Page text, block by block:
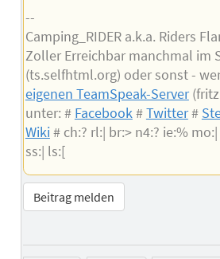
--
Camping_RIDER a.k.a. Riders
Zoller Erreichbar manchmal im
(ts.selfhtml.org) oder sonst -
eigenen TeamSpeak-Server
unter: # Facebook#Twitter#
Wiki# ch:? rl:| br:> n4:? ie:%
ss:| ls:[
Beitrag melden